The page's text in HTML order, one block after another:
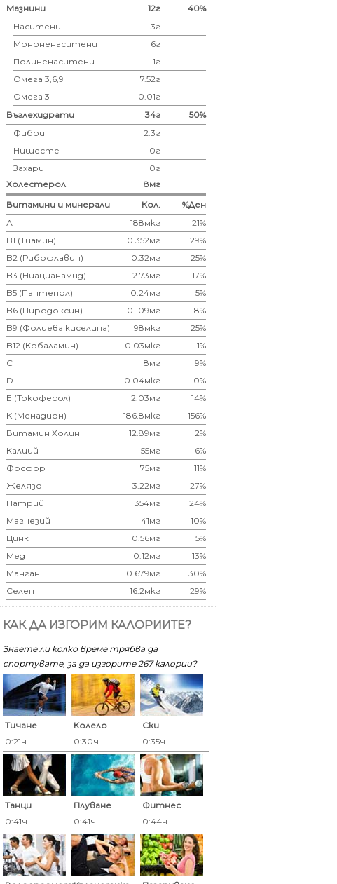
Мазнини
12г
40%
Наситени
3г
Мононенаситени
6г
Полиненаситени
1г
Омега 3,6,9
7.52г
Омега 3
0.01г
Въглехидрати
34г
50%
Фибри
2.3г
Нишесте
0г
Захари
0г
Холестерол
8мг
Витамини и минерали
Кол.
%Ден
А
188мкг
21%
B1 (Тиамин)
0.352мг
29%
B2 (Рибофлавин)
0.32мг
25%
B3 (Ниацианамид)
2.73мг
17%
B5 (Пантенол)
0.24мг
5%
B6 (Пиродоксин)
0.109мг
8%
B9 (Фолиева киселина)
98мкг
25%
B12 (Кобаламин)
0.03мкг
1%
C
8мг
9%
D
0.04мкг
0%
E (Токоферoл)
2.03мг
14%
K (Менадион)
186.8мкг
156%
Витамин Холин
12.89мг
2%
Калций
55мг
6%
Фосфор
75мг
11%
Желязо
3.22мг
27%
Натрий
354мг
24%
Магнезий
41мг
10%
Цинк
0.56мг
5%
Мед
0.12мг
13%
Манган
0.679мг
30%
Селен
16.2мкг 29%
КАК ДА ИЗГОРИМ КАЛОРИИТЕ?
Знаете ли колко време трябва да
спортувате, за да изгорите 267 калoрии?
Тичане
0:21ч
Колело
0:30ч
Ски
0:35ч
Танци
0:41ч
Плуване
0:41ч
Фитнес
0:44ч